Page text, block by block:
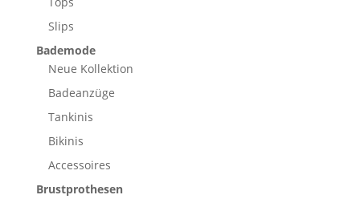
Slips
Bademode
Neue Kollektion
Badeanzüge
Tankinis
Bikinis
Accessoires
Brustprothesen